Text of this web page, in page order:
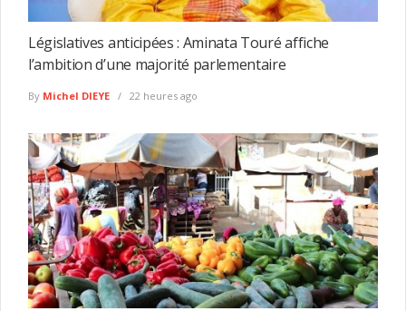
Législatives anticipées : Aminata Touré affiche
l’ambition d’une majorité parlementaire
By Michel DIEYE 22 heures ago